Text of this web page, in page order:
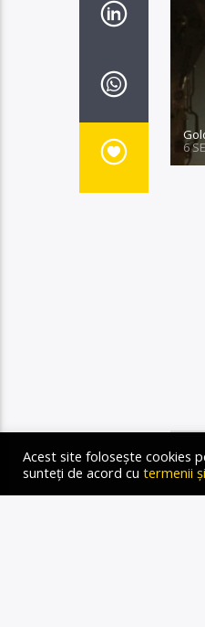
6
STIRI
Acest site folosește cookies
sunteți de acord cu termenii